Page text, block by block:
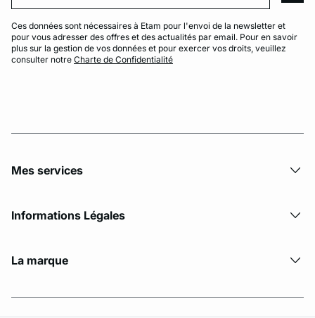
Ces données sont nécessaires à Etam pour l'envoi de la newsletter et
pour vous adresser des offres et des actualités par email. Pour en savoir
plus sur la gestion de vos données et pour exercer vos droits, veuillez
consulter notre Charte de Confidentialité
Mes services
Informations Légales
La marque